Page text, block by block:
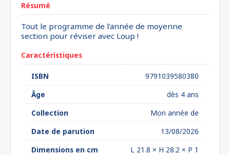
Résumé
Tout le programme de l'année de moyenne
section pour réviser avec Loup !
Caractéristiques
ISBN
9791039580380
Âge
dès 4 ans
Collection
Mon année de
Date de parution
13/08/2026
Dimensions en cm
L 21.8 × H 28.2 × P 1